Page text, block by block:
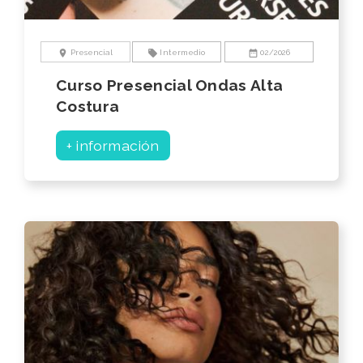
location_on Presencial local_offer Intermedio date_range 02/2026
Curso Presencial Ondas Alta
Costura
+ información